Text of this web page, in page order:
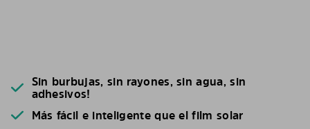
Sin burbujas, sin rayones, sin agua, sin
adhesivos!
Más fácil e inteligente que el film solar